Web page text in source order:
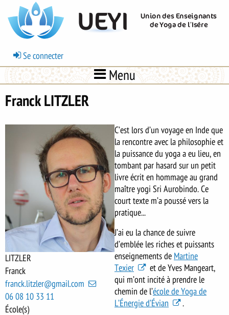
contenu
principal
UEYI
Union des Enseignants
de Yoga de l’Isère
Menu
du
compte
de
l'utilisateur
Se connecter
Menu
Franck LITZLER
LITZLER
Franck
franck.litzler@gmail.com
06 08 10 33 11
École(s)
C’est lors d’un voyage en Inde que
la rencontre avec la philosophie et
la puissance du yoga a eu lieu, en
tombant par hasard sur un petit
livre écrit en hommage au grand
maître yogi Sri Aurobindo. Ce
court texte m’a poussé vers la
pratique...
J’ai eu la chance de suivre
d’emblée les riches et puissants
enseignements de Martine
Texier
et de Yves Mangeart,
qui m’ont incité à prendre le
chemin de l’école de Yoga de
L’Énergie d’Évian
.